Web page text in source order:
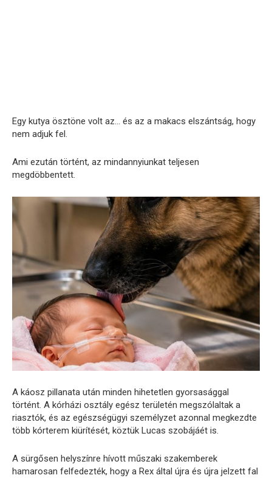
Egy kutya ösztöne volt az… és az a makacs elszántság, hogy
nem adjuk fel.
Ami ezután történt, az mindannyiunkat teljesen
megdöbbentett.
A káosz pillanata után minden hihetetlen gyorsasággal
történt. A kórházi osztály egész területén megszólaltak a
riasztók, és az egészségügyi személyzet azonnal megkezdte
több kórterem kiürítését, köztük Lucas szobájáét is.
A sürgősen helyszínre hívott műszaki szakemberek
hamarosan felfedezték, hogy a Rex által újra és újra jelzett fal